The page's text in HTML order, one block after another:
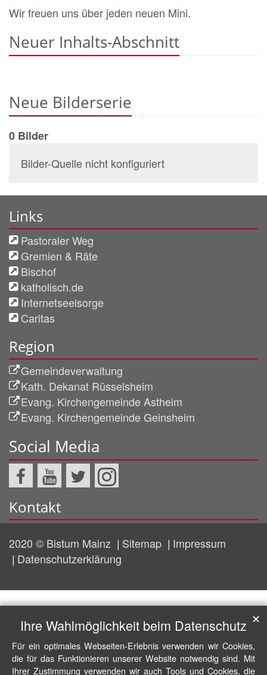
Wir freuen uns über jeden neuen Mini.
Neuer Inhalts-Abschnitt
Neue Bilderserie
0 Bilder
Bilder-Quelle nicht konfiguriert
Links
Pastoraler Weg
Gremien & Räte
Bischof
katholisch.de
Internetseelsorge
Caritas
Region
Gemeindeverwaltung
Kath. Dekanat Rüsselsheim
Evang. Kirchengemeinde Astheim
Evang. Kirchengemeinde Geinsheim
Social Media
Kontakt
2020 © Bistum Mainz Sitemap
Impressum
Datenschutzerklärung
Ihre Wahlmöglichkeit beim Datenschutz
Für ein optimales Webseiten-Erlebnis verwenden wir Cookies,
die für das Funktionieren unserer Website notwendig sind. Mit
Ihrer Zustimmung verwenden wir auch Tools und Cookies, die
✕